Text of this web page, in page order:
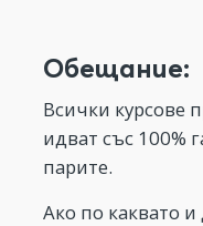
Обещание:
Всички курсове
идват със 100%
парите.
Ако по каквато